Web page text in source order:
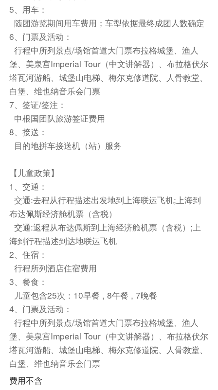
温馨提示：
① 门票包含中文有声讲解器
② 该景点参观时间需以最终预约时间为准，可能
因此造成的行程顺序调整，敬请谅解！
地窖餐厅三道式特色烤猪肋排餐
尽情享受东欧慢生活
方便游览，敬请自理
特别安排欣赏一场维也纳古典音乐会。
【备注】优先安排维也纳金色大厅观看演出，如遇
因临时变更，我们会安排其他场地（如勃拉姆斯小
厅、美泉宫、国家歌剧院等场地）观看音乐会演
出，敬请谅解！
餐饮
早餐：自理
中餐：自理
晚餐：自理
住宿
维也纳多瑙城诺瀚酒店 或 雷纳斯21号酒店 或 维也纳
参议员酒店 或 维也纳城际酒店 或 奥地利潮流酒店-阿
纳纳斯 或 roomz酒店及会议中心 维也纳普拉特公园
第5天
酒店内
西式餐
乘车前往捷克醉美小镇-克鲁姆洛夫。
中式团餐（六菜一汤）
5、用车：
随团游览期间用车费用；车型依据最终成团人数确定
6、门票及活动：
行程中所列景点/场馆首道大门票布拉格城堡、渔人
堡、美泉宫Imperial Tour（中文讲解器）、布拉格伏尔
塔瓦河游船、城堡山电梯、梅尔克修道院、人骨教堂、
白堡、维也纳音乐会门票
7、签证/签注：
申根国团队旅游签证费用
8、接送：
目的地拼车接送机（站）服务
【儿童政策】
1、交通：
交通:去程从行程描述出发地到上海联运飞机;上海到
布达佩斯经济舱机票（含税）
交通:返程从布达佩斯到上海经济舱机票（含税）;上
海到行程描述到达地联运飞机
2、住宿：
行程所列酒店住宿费用
3、餐食：
儿童包含25次：10早餐 , 8午餐 , 7晚餐
4、门票及活动：
行程中所列景点/场馆首道大门票布拉格城堡、渔人
堡、美泉宫Imperial Tour（中文讲解器）、布拉格伏尔
塔瓦河游船、城堡山电梯、梅尔克修道院、人骨教堂、
白堡、维也纳音乐会门票
费用不含